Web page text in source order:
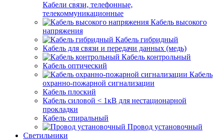
Кабели связи, телефонные,
телекоммуникационные
Кабель высокого
напряжения
Кабель гибридный
Кабель для связи и передачи данных (медь)
Кабель контрольный
Кабель оптический
Кабель
охранно-пожарной сигнализации
Кабель плоский
Кабель силовой < 1кВ для нестационарной
прокладки
Кабель спиральный
Провод установочный
Светильники